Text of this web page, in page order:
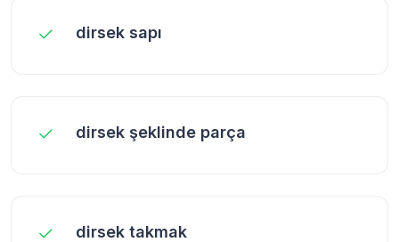
dirsek sapı
dirsek şeklinde parça
dirsek takmak